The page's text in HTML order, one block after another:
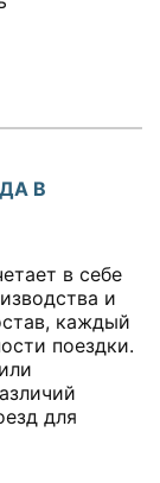
В
в себе
и
каждый
поездки.
для